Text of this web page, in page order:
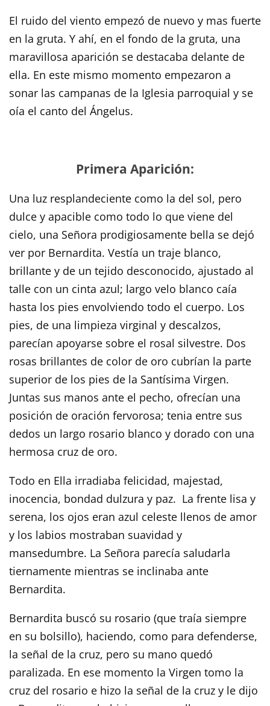
El ruido del viento empezó de nuevo y mas fuerte
en la gruta. Y ahí, en el fondo de la gruta, una
maravillosa aparición se destacaba delante de
ella. En este mismo momento empezaron a
sonar las campanas de la Iglesia parroquial y se
oía el canto del Ángelus.
Primera Aparición:
Una luz resplandeciente como la del sol, pero
dulce y apacible como todo lo que viene del
cielo, una Señora prodigiosamente bella se dejó
ver por Bernardita. Vestía un traje blanco,
brillante y de un tejido desconocido, ajustado al
talle con un cinta azul; largo velo blanco caía
hasta los pies envolviendo todo el cuerpo. Los
pies, de una limpieza virginal y descalzos,
parecían apoyarse sobre el rosal silvestre. Dos
rosas brillantes de color de oro cubrían la parte
superior de los pies de la Santísima Virgen.
Juntas sus manos ante el pecho, ofrecían una
posición de oración fervorosa; tenia entre sus
dedos un largo rosario blanco y dorado con una
hermosa cruz de oro.
Todo en Ella irradiaba felicidad, majestad,
inocencia, bondad dulzura y paz. La frente lisa y
serena, los ojos eran azul celeste llenos de amor
y los labios mostraban suavidad y
mansedumbre. La Señora parecía saludarla
tiernamente mientras se inclinaba ante
Bernardita.
Bernardita buscó su rosario (que traía siempre
en su bolsillo), haciendo, como para defenderse,
la señal de la cruz, pero su mano quedó
paralizada. En ese momento la Virgen tomo la
cruz del rosario e hizo la señal de la cruz y le dijo